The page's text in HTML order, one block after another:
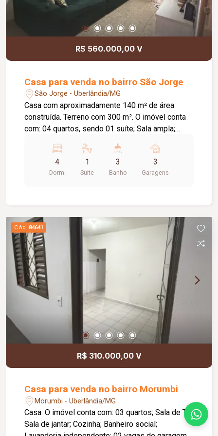
R$ 560.000,00 V
Casa para venda no bairro São Jorge
São Jorge - Uberlândia/MG
Casa com aproximadamente 140 m² de área
construída. Terreno com 300 m². O imóvel conta
com: 04 quartos, sendo 01 suíte; Sala ampla;
independente; Varanda gourmet ampla com
banheiro externo; Canil; Quintal amplo; 03 a 04
vagas de garagem; Diferenciais: Ambientes bem
opção para quem busca espaço, qualidade de
vida e funcionalidade.
4
Dorm.
1
Suite
3
Banho
3
Garagens
Cód. 84641
R$ 310.000,00 V
Casa para venda no bairro Morumbi
Morumbi - Uberlândia/MG
Casa. O imóvel conta com: 03 quartos; Sala de TV;
Sala de jantar; Cozinha; Banheiro social;